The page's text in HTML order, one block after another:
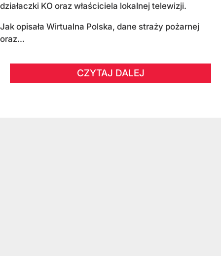
działaczki KO oraz właściciela lokalnej telewizji.
Jak opisała Wirtualna Polska, dane straży pożarnej
oraz...
CZYTAJ DALEJ